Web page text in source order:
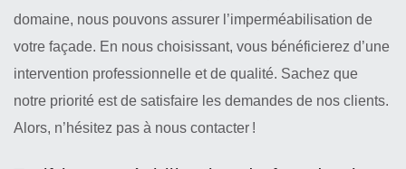
domaine, nous pouvons assurer l’imperméabilisation de
votre façade. En nous choisissant, vous bénéficierez d’une
intervention professionnelle et de qualité. Sachez que
notre priorité est de satisfaire les demandes de nos clients.
Alors, n’hésitez pas à nous contacter !